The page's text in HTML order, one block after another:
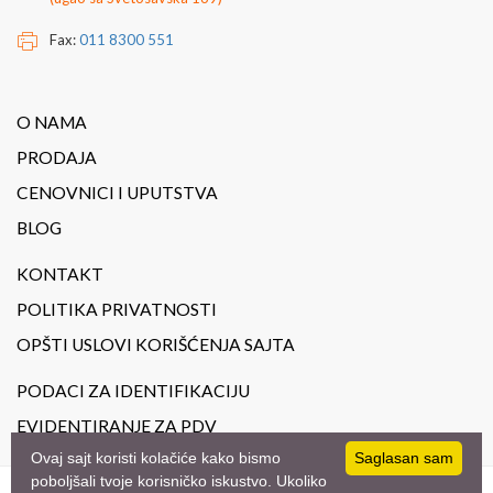
Fax:011 8300 551
O NAMA
PRODAJA
CENOVNICI I UPUTSTVA
BLOG
KONTAKT
POLITIKA PRIVATNOSTI
OPŠTI USLOVI KORIŠĆENJA SAJTA
PODACI ZA IDENTIFIKACIJU
EVIDENTIRANJE ZA PDV
Saglasan sam
Ovaj sajt koristi kolačiće kako bismo
poboljšali tvoje korisničko iskustvo. Ukoliko